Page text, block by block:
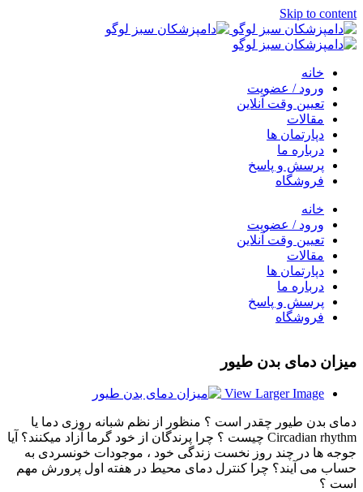
Skip to content
خانه
ورود / عضویت
تعیین وقت آنلاین
مقالات
دپارتمان ها
درباره ما
پرسش و پاسخ
فروشگاه
خانه
ورود / عضویت
تعیین وقت آنلاین
مقالات
دپارتمان ها
درباره ما
پرسش و پاسخ
فروشگاه
میزان دمای بدن طیور
View Larger Image
دمای بدن طیور چقدر است ؟ منظور از نظم شبانه روزی دما یا
Circadian rhythm چیست ؟ چرا پرندگان از خود گرما آزاد میکنند؟ آیا
جوجه ها در چند روز نخست زندگی خود ، موجودات خونسردی به
حساب می آیند؟ چرا کنترل دمای محیط در هفته اول پرورش مهم
است ؟